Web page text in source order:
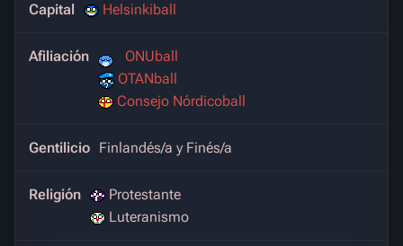
Capital Helsinkiball
Afiliación
ONUball
OTANball
Consejo Nórdicoball
Gentilicio Finlandés/a y Finés/a
Religión
Protestante
Luteranismo